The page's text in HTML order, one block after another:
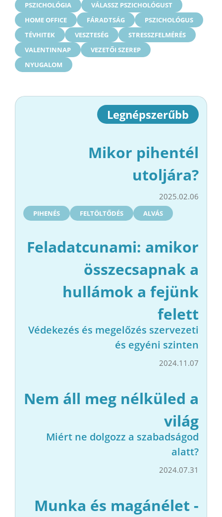
PSZICHOLÓGIA
VÁLASSZ PSZICHOLÓGUST
HOME OFFICE
FÁRADTSÁG
PSZICHOLÓGUS
TÉVHITEK
VESZTESÉG
STRESSZFELMÉRÉS
VALENTINNAP
VEZETŐI SZEREP
NYUGALOM
Legnépszerűbb
Mikor pihentél
utoljára?
2025.02.06
PIHENÉS FELTÖLTŐDÉS ALVÁS
Feladatcunami: amikor
összecsapnak a
hullámok a fejünk
felett
Védekezés és megelőzés szervezeti
és egyéni szinten
2024.11.07
Nem áll meg nélküled a
világ
Miért ne dolgozz a szabadságod
alatt?
2024.07.31
Munka és magánélet -